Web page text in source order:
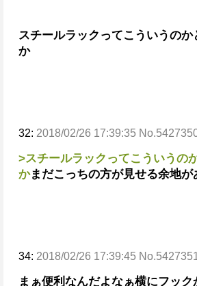
スチールラックってこういうの
か
32: 2018/02/26 17:39:35
>スチールラックってこういうの
かまだこっちの方が見せる余地が
34: 2018/02/26 17:39:45
まぁ便利なんだよなぁ横にフック